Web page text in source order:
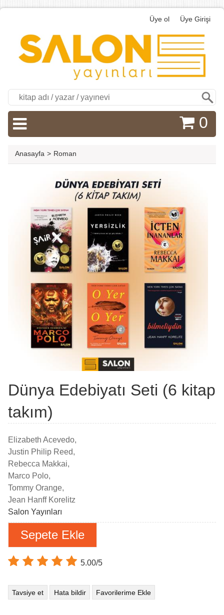
Üye ol Üye Girişi
0
Anasayfa > Roman
Dünya Edebiyatı Seti (6 kitap
takım)
Elizabeth Acevedo,
Justin Philip Reed,
Rebecca Makkai,
Marco Polo,
Tommy Orange,
Jean Hanff Korelitz
Salon Yayınları
Sepete Ekle
5.00/5
Tavsiye et Hata bildir Favorilerime Ekle